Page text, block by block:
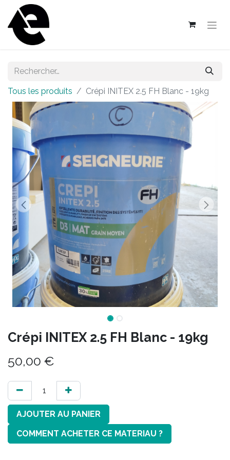
Tous les produits Crépi INITEX 2.5 FH Blanc - 19kg
Crépi INITEX 2.5 FH Blanc - 19kg
50,00 €
AJOUTER AU PANIER
COMMENT ACHETER CE MATERIAU ?